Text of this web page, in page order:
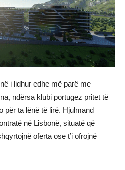
i lidhur edhe më parë me
ndërsa klubi portugez pritet të
për ta lënë të lirë. Hjulmand
në Lisbonë, situatë që
oferta ose t’i ofrojnë